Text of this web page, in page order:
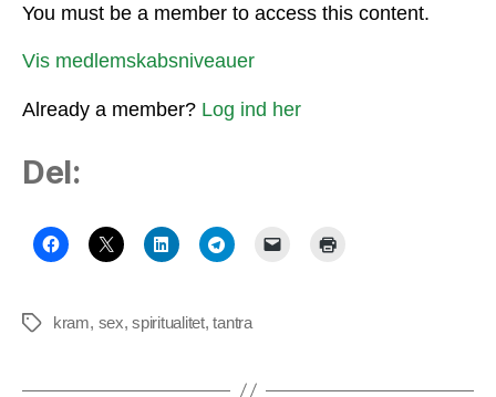
You must be a member to access this content.
Vis medlemskabsniveauer
Already a member? Log ind her
Del:
Tags kram, sex,spiritualitet,tantra